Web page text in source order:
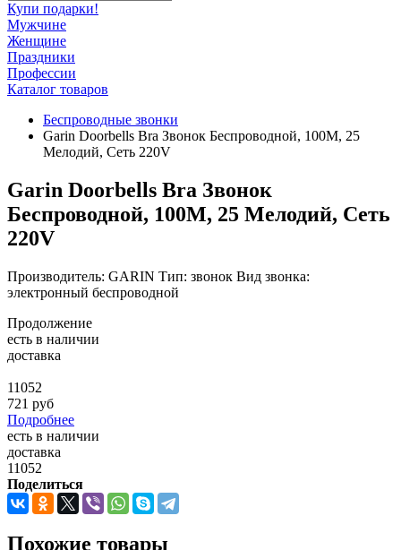
Купи подарки!
Мужчине
Женщине
Праздники
Профессии
Каталог товаров
Беспроводные звонки
Garin Doorbells Bra Звонок Беспроводной, 100М, 25
Мелодий, Сеть 220V
Garin Doorbells Bra Звонок
Беспроводной, 100М, 25 Мелодий, Сеть
220V
Производитель: GARIN Тип: звонок Вид звонка:
электронный беспроводной
Продолжение
есть в наличии
доставка
11052
721 руб
Подробнее
есть в наличии
доставка
11052
Поделиться
Похожие товары